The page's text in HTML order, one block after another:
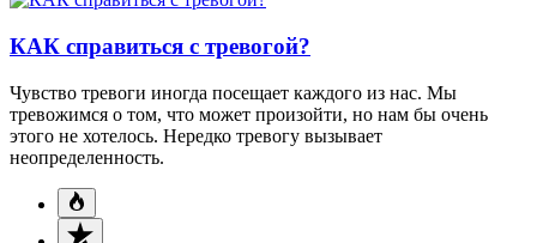
КАК справиться с тревогой?
Чувство тревоги иногда посещает каждого из нас. Мы
тревожимся о том, что может произойти, но нам бы очень
этого не хотелось. Нередко тревогу вызывает
неопределенность.